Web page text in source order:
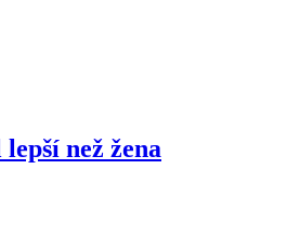
než žena